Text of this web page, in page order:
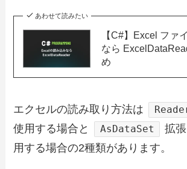
あわせて読みたい
【C#】Excel ファ
なら
め
エクセルの読み取り方法は
使用する場合と
AsDataSet
拡
用する場合の2種類があります。